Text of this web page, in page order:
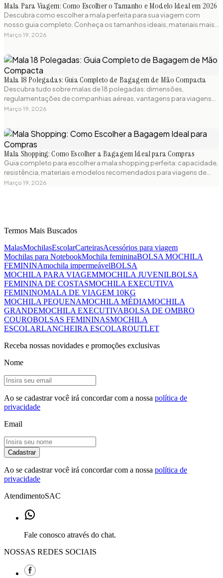
Mala Para Viagem: Como Escolher o Tamanho e Modelo Ideal em 2026
Descubra como escolher a mala perfeita para sua viagem com
nosso guia completo. Conheça os tamanhos ideais, materiais mais
resistentes e regulamentações de bagagem para viajar sem
Março 19, 2026
Mala 18 Polegadas: Guia Completo de Bagagem de Mão Compacta
Descubra tudo sobre malas de 18 polegadas: dimensões,
regulamentações de companhias aéreas, vantagens para viagens
curtas e os melhores modelos compactos disponíveis. Guia prático
Março 19, 2026
Mala Shopping: Como Escolher a Bagagem Ideal para Compras
Guia completo para escolher a mala shopping perfeita: capacidade,
resistência, materiais e modelos recomendados para viagens de
compras. Dicas práticas e produtos testados para sua próxima
Março 19, 2026
Termos Mais Buscados
MalasMochilasEscolarCarteirasAcessórios para viagem
Mochilas para NotebookMochila femininaBOLSA MOCHILA
FEMININAmochila impermeávelBOLSA
MOCHILA PARA VIAGEMMOCHILA JUVENILBOLSA
FEMININA DE COSTASMOCHILA EXECUTIVA
FEMININOMALA DE VIAGEM 10KG
MOCHILA PEQUENAMOCHILA MÉDIAMOCHILA
GRANDEMOCHILA EXECUTIVABOLSA DE OMBRO
COUROBOLSAS FEMININASMOCHILA
ESCOLARLANCHEIRA ESCOLAROUTLET
Receba nossas novidades e promoções exclusivas
Nome
Ao se cadastrar você irá concordar com a nossa política de
privacidade
Email
Cadastrar
Ao se cadastrar você irá concordar com a nossa política de
privacidade
AtendimentoSAC
Fale conosco através do chat.
NOSSAS REDES SOCIAIS